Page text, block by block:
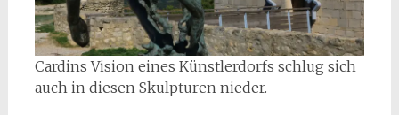
Cardins Vision eines Künstlerdorfs schlug sich
auch in diesen Skulpturen nieder.